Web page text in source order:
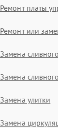
Ремонт платы
Ремонт или
Замена
Замена
Замена улитки
Замена